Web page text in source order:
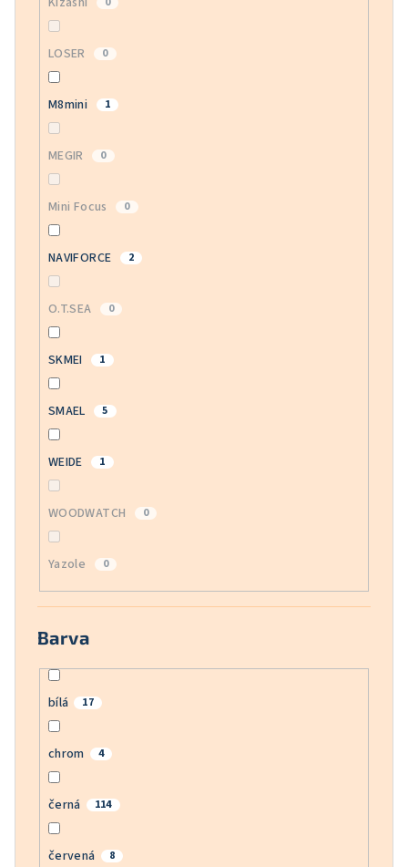
LOSER 0
M8mini 1
MEGIR 0
Mini Focus 0
NAVIFORCE 2
O.T.SEA 0
SKMEI 1
SMAEL 5
WEIDE 1
WOODWATCH 0
Yazole 0
Barva
bílá 17
chrom 4
černá 114
červená 8